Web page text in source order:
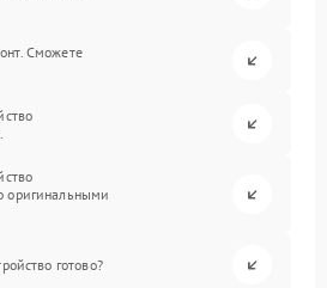
Сможете
оригинальными
готово?